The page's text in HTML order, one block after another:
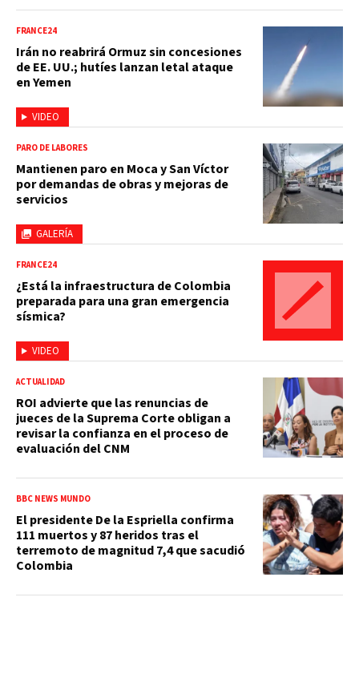
VIDEO
FRANCE24
Irán no reabrirá Ormuz sin concesiones
de EE. UU.; hutíes lanzan letal ataque
en Yemen
GALERÍA
PARO DE LABORES
Mantienen paro en Moca y San Víctor
por demandas de obras y mejoras de
servicios
VIDEO
FRANCE24
¿Está la infraestructura de Colombia
preparada para una gran emergencia
sísmica?
ACTUALIDAD
ROI advierte que las renuncias de
jueces de la Suprema Corte obligan a
revisar la confianza en el proceso de
evaluación del CNM
BBC NEWS MUNDO
El presidente De la Espriella confirma
111 muertos y 87 heridos tras el
terremoto de magnitud 7,4 que sacudió
Colombia